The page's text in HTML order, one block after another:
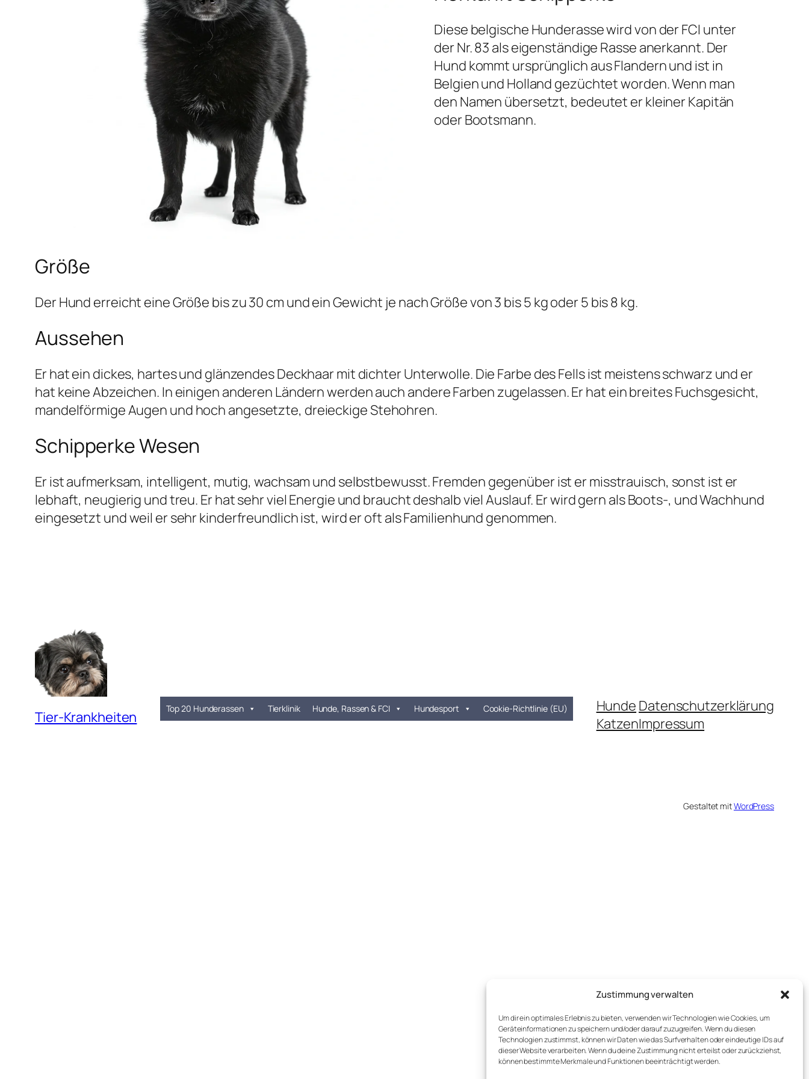
Zustimmung verwalten
Um dir ein optimales Erlebnis zu bieten, verwenden wir Technologien wie Cookies, um
Geräteinformationen zu speichern und/oder darauf zuzugreifen. Wenn du diesen
Technologien zustimmst, können wir Daten wie das Surfverhalten oder eindeutige IDs auf
dieser Website verarbeiten. Wenn du deine Zustimmung nicht erteilst oder zurückziehst,
können bestimmte Merkmale und Funktionen beeinträchtigt werden.
Diese belgische Hunderasse wird von der FCI unter
der Nr. 83 als eigenständige Rasse anerkannt. Der
Hund kommt ursprünglich aus Flandern und ist in
Belgien und Holland gezüchtet worden. Wenn man
den Namen übersetzt, bedeutet er kleiner Kapitän
oder Bootsmann.
Größe
Der Hund erreicht eine Größe bis zu 30 cm und ein Gewicht je nach Größe von 3 bis 5 kg oder 5 bis 8 kg.
Aussehen
Er hat ein dickes, hartes und glänzendes Deckhaar mit dichter Unterwolle. Die Farbe des Fells ist meistens schwarz und er
hat keine Abzeichen. In einigen anderen Ländern werden auch andere Farben zugelassen. Er hat ein breites Fuchsgesicht,
mandelförmige Augen und hoch angesetzte, dreieckige Stehohren.
Schipperke Wesen
Er ist aufmerksam, intelligent, mutig, wachsam und selbstbewusst. Fremden gegenüber ist er misstrauisch, sonst ist er
lebhaft, neugierig und treu. Er hat sehr viel Energie und braucht deshalb viel Auslauf. Er wird gern als Boots-, und Wachhund
eingesetzt und weil er sehr kinderfreundlich ist, wird er oft als Familienhund genommen.
Tier-Krankheiten Top 20 Hunderassen Tierklinik Hunde, Rassen & FCI Hundesport Cookie-Richtlinie (EU)
Hunde
Katzen
Datenschutzerklärung
Impressum
Gestaltet mitWordPress